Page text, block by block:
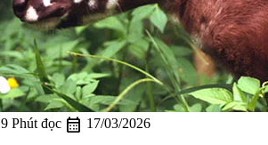
9 Phút đọc calendar_month 17/03/2026